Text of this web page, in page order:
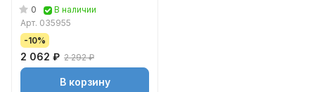
0
В наличии
Арт. 035955
-10%
2 062 ₽ 2 292 ₽
В корзину